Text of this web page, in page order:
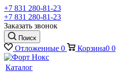
+7 831 280-81-23
+7 831 280-81-23
Заказать звонок
Поиск
Отложенные 0 Корзина0 0
Каталог